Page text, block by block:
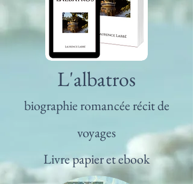
L'albatros
biographie romancée récit de
voyages
Livre papier et ebook